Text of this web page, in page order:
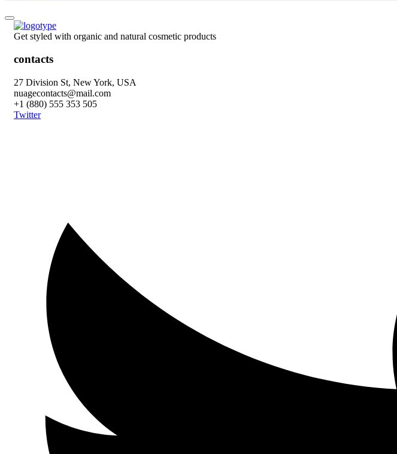
Get styled with organic and natural cosmetic products
contacts
27 Division St, New York, USA
nuagecontacts@mail.com
+1 (880) 555 353 505
Twitter